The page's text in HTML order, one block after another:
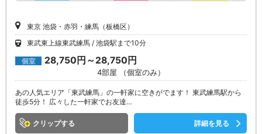
東京 池袋・赤羽・練馬（板橋区）
東武東上線東武練馬
池袋駅まで10分
個室 28,750円～28,750円
4部屋 （個室のみ）
あの人気エリア「東武練馬」の一軒家に空きがでます！ 東武練馬駅から
徒歩5分！ 広々した一軒家でお友達…
クリップ 詳細を見る